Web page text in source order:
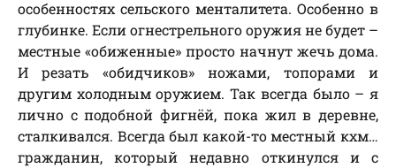
особенностях сельского менталитета. Особенно в
глубинке. Если огнестрельного оружия не будет –
местные «обиженные» просто начнут жечь дома.
И резать «обидчиков» ножами, топорами и
другим холодным оружием. Так всегда было – я
лично с подобной фигнёй, пока жил в деревне,
сталкивался. Всегда был какой-то местный кхм…
гражданин, который недавно откинулся и с